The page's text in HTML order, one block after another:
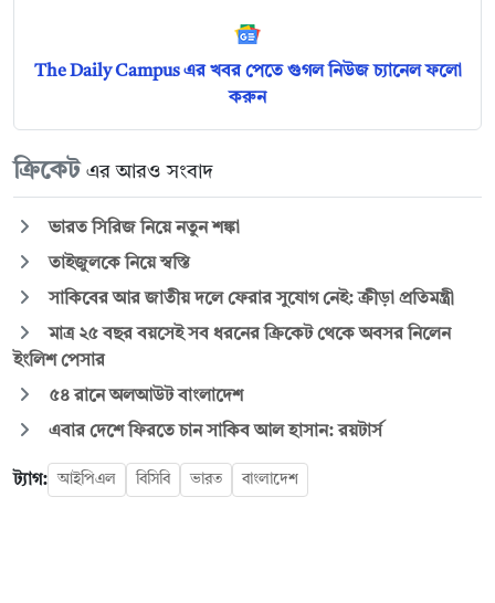
The Daily Campus এর খবর পেতে গুগল নিউজ চ্যানেল ফলো
করুন
ক্রিকেট এর আরও সংবাদ
ভারত সিরিজ নিয়ে নতুন শঙ্কা
তাইজুলকে নিয়ে স্বস্তি
সাকিবের আর জাতীয় দলে ফেরার সুযোগ নেই: ক্রীড়া প্রতিমন্ত্রী
মাত্র ২৫ বছর বয়সেই সব ধরনের ক্রিকেট থেকে অবসর নিলেন
ইংলিশ পেসার
৫৪ রানে অলআউট বাংলাদেশ
এবার দেশে ফিরতে চান সাকিব আল হাসান: রয়টার্স
ট্যাগ: আইপিএল বিসিবি ভারত বাংলাদেশ